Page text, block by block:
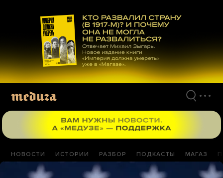
материалам
НОВОСТИ ИСТОРИИ РАЗБОР ПОДКАСТЫ МАГАЗ